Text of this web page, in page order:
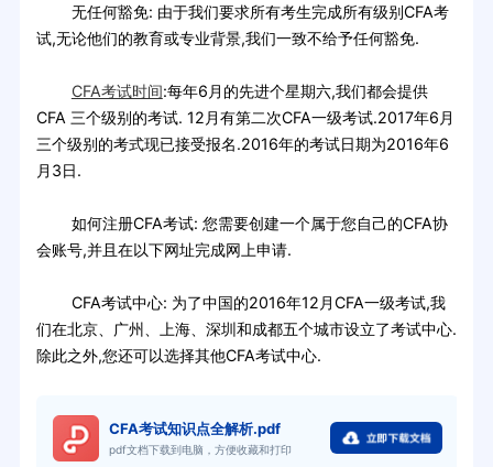
无任何豁免: 由于我们要求所有考生完成所有级别CFA考
试,无论他们的教育或专业背景,我们一致不给予任何豁免.
CFA考试时间:每年6月的先进个星期六,我们都会提供
CFA 三个级别的考试. 12月有第二次CFA一级考试.2017年6月
三个级别的考式现已接受报名.2016年的考试日期为2016年6
月3日.
如何注册CFA考试: 您需要创建一个属于您自己的CFA协
会账号,并且在以下网址完成网上申请.
CFA考试中心: 为了中国的2016年12月CFA一级考试,我
们在北京、广州、上海、深圳和成都五个城市设立了考试中心.
除此之外,您还可以选择其他CFA考试中心.
CFA考试知识点全解析.pdf
pdf文档下载到电脑，方便收藏和打印